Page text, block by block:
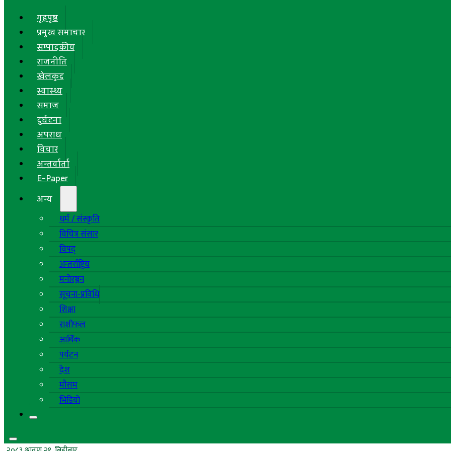
गृहपृष्ठ
प्रमुख समाचार
सम्पादकीय
राजनीति
खेलकुद
स्वास्थ्य
समाज
दुर्घटना
अपराध
विचार
अन्तर्वार्ता
E-Paper
अन्य
धर्म / संस्कृति
विचित्र संसार
विपद्
अन्तर्राष्ट्रिय
मनोरञ्जन
सूचना-प्रविधि
शिक्षा
राशीफल
आर्थिक
पर्यटन
देश
मौसम
भिडियो